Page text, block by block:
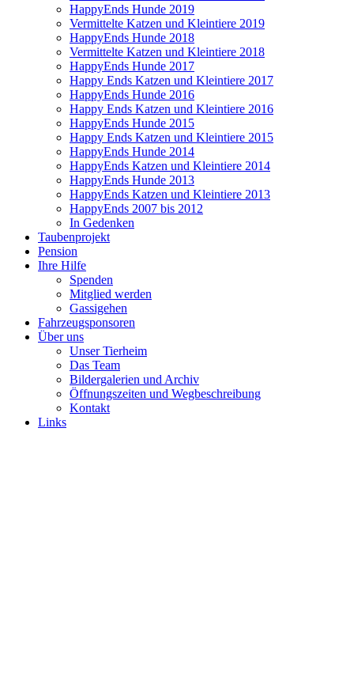
HappyEnds Hunde 2019
Vermittelte Katzen und Kleintiere 2019
HappyEnds Hunde 2018
Vermittelte Katzen und Kleintiere 2018
HappyEnds Hunde 2017
Happy Ends Katzen und Kleintiere 2017
HappyEnds Hunde 2016
Happy Ends Katzen und Kleintiere 2016
HappyEnds Hunde 2015
Happy Ends Katzen und Kleintiere 2015
HappyEnds Hunde 2014
HappyEnds Katzen und Kleintiere 2014
HappyEnds Hunde 2013
HappyEnds Katzen und Kleintiere 2013
HappyEnds 2007 bis 2012
In Gedenken
Taubenprojekt
Pension
Ihre Hilfe
Spenden
Mitglied werden
Gassigehen
Fahrzeugsponsoren
Über uns
Unser Tierheim
Das Team
Bildergalerien und Archiv
Öffnungszeiten und Wegbeschreibung
Kontakt
Links